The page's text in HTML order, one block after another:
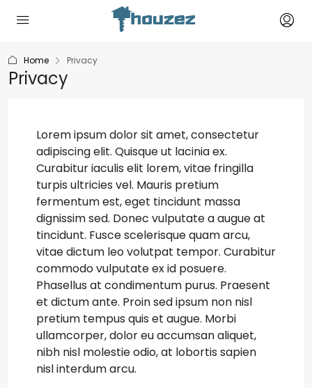
Home Privacy
Privacy
Lorem ipsum dolor sit amet, consectetur
adipiscing elit. Quisque ut lacinia ex.
Curabitur iaculis elit lorem, vitae fringilla
turpis ultricies vel. Mauris pretium
fermentum est, eget tincidunt massa
dignissim sed. Donec vulputate a augue at
tincidunt. Fusce scelerisque quam arcu,
vitae dictum leo volutpat tempor. Curabitur
commodo vulputate ex id posuere.
Phasellus at condimentum purus. Praesent
et dictum ante. Proin sed ipsum non nisl
pretium tempus quis et augue. Morbi
ullamcorper, dolor eu accumsan aliquet,
nibh nisl molestie odio, at lobortis sapien
nisl interdum arcu.